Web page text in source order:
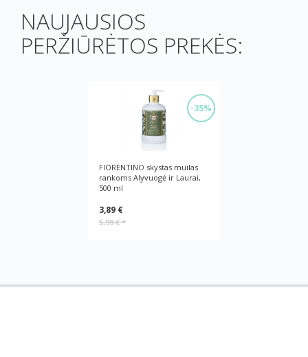
NAUJAUSIOS
PERŽIŪRĖTOS PREKĖS:
-35%
FIORENTINO skystas muilas
rankoms Alyvuogė ir Laurai,
500 ml
3,89 €
5,99 €*